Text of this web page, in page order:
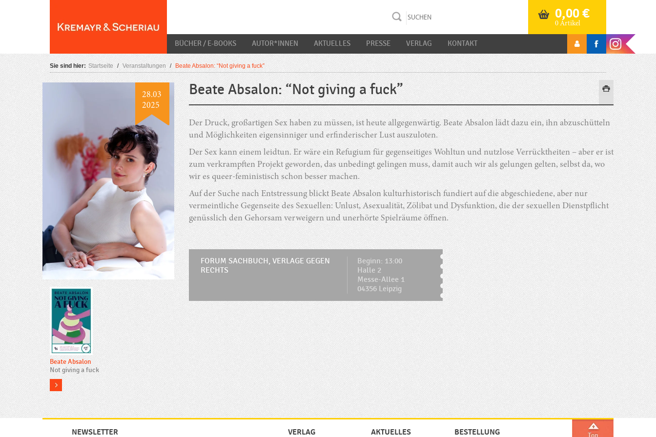
0,00€
0 Artikel
BÜCHER / E-BOOKS AUTOR*INNEN AKTUELLES PRESSE VERLAG KONTAKT
Sie sind hier: Startseite / Veranstaltungen / Beate Absalon: “Not giving a fuck”
28.03
2025
Beate Absalon
Not giving a fuck
more
Beate Absalon: “Not giving a fuck”
Der Druck, großartigen Sex haben zu müssen, ist heute allgegenwärtig. Beate Absalon lädt dazu ein, ihn abzuschütteln
und Möglichkeiten eigensinniger und erfinderischer Lust auszuloten.
Der Sex kann einem leidtun. Er wäre ein Refugium für gegenseitiges Wohltun und nutzlose Verrücktheiten – aber er ist
zum verkrampften Projekt geworden, das unbedingt gelingen muss, damit auch wir als gelungen gelten, selbst da, wo
wir es queer-feministisch schon besser machen.
Auf der Suche nach Entstressung blickt Beate Absalon kulturhistorisch fundiert auf die abgeschiedene, aber nur
vermeintliche Gegenseite des Sexuellen: Unlust, Asexualität, Zölibat und Dysfunktion, die der sexuellen Dienstpflicht
genüsslich den Gehorsam verweigern und unerhörte Spielräume öffnen.
FORUM SACHBUCH, VERLAGE GEGEN
RECHTS
Beginn: 13:00
Halle 2
Messe-Allee 1
04356 Leipzig
VERLAG AKTUELLES BESTELLUNG
NEWSLETTER